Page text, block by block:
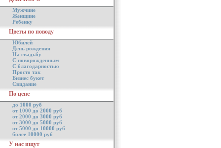
Мужчине
Женщине
Ребенку
Цветы по поводу
Юбилей
День рождения
На свадьбу
С новорожденным
С благодарностью
Просто так
Бизнес букет
Свидание
По цене
до 1000 руб
от 1000 до 2000 руб
от 2000 до 3000 руб
от 3000 до 5000 руб
от 5000 до 10000 руб
более 10000 руб
У нас ищут